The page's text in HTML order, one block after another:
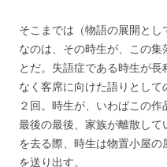
そこまでは（物語の展開と
なのは、その時生が、この集
とだ。失語症である時生が
なく客席に向けた語りとし
２回。時生が、いわばこの作
最後の最後、家族が離散し
を去る際、時生は物置小屋
を送り出す。